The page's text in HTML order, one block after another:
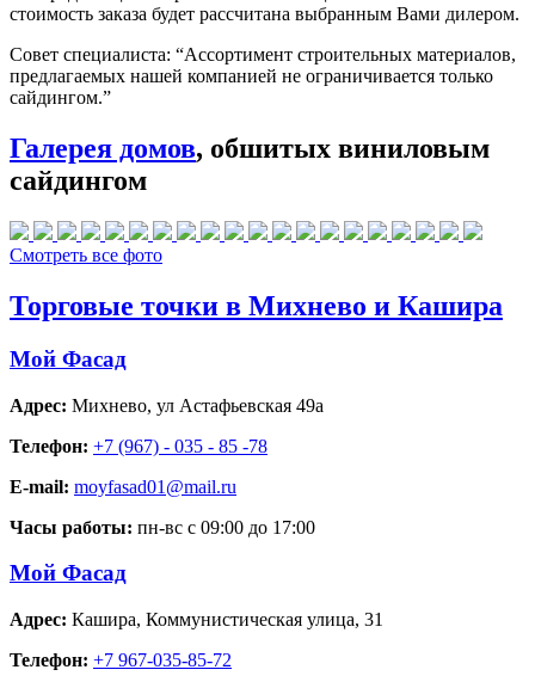
стоимость заказа будет рассчитана выбранным Вами дилером.
Совет специалиста: “Ассортимент строительных материалов,
предлагаемых нашей компанией не ограничивается только
сайдингом.”
Галерея домов, обшитых виниловым
сайдингом
Смотреть все фото
Торговые точки в Михнево и Кашира
Мой Фасад
Адрес: Михнево, ул Астафьевская 49а
Телефон: +7 (967) - 035 - 85 -78
E-mail: moyfasad01@mail.ru
Часы работы: пн-вс с 09:00 до 17:00
Мой Фасад
Адрес: Кашира, Коммунистическая улица, 31
Телефон: +7 967-035-85-72